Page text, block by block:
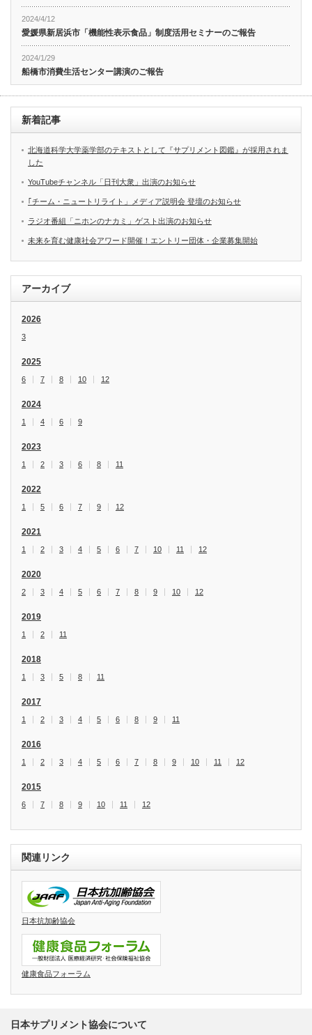
2024/4/12
愛媛県新居浜市「機能性表示食品」制度活用セミナーのご報告
2024/1/29
船橋市消費生活センター講演のご報告
新着記事
北海道科学大学薬学部のテキストとして『サプリメント図鑑』が採用されま
した
YouTubeチャンネル「日刊大衆」出演のお知らせ
｢チーム・ニュートリライト」メディア説明会 登壇のお知らせ
ラジオ番組「ニホンのナカミ」ゲスト出演のお知らせ
未来を育む健康社会アワード開催！エントリー団体・企業募集開始
アーカイブ
2026
3
2025
6 7 8 10 12
2024
1 4 6 9
2023
1 2 3 6 8 11
2022
1 5 6 7 9 12
2021
1 2 3 4 5 6 7 10 11 12
2020
2 3 4 5 6 7 8 9 10 12
2019
1 2 11
2018
1 3 5 8 11
2017
1 2 3 4 5 6 8 9 11
2016
1 2 3 4 5 6 7 8 9 10 11 12
2015
6 7 8 9 10 11 12
関連リンク
日本抗加齢協会
健康食品フォーラム
日本サプリメント協会について